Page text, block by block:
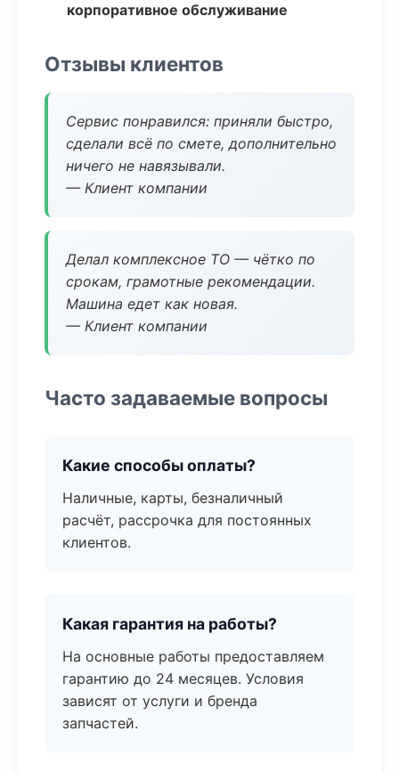
корпоративное обслуживание
Отзывы клиентов
Сервис понравился: приняли быстро,
сделали всё по смете, дополнительно
ничего не навязывали.
— Клиент компании
Делал комплексное ТО — чётко по
срокам, грамотные рекомендации.
Машина едет как новая.
— Клиент компании
Часто задаваемые вопросы
Какие способы оплаты?
Наличные, карты, безналичный
расчёт, рассрочка для постоянных
клиентов.
Какая гарантия на работы?
На основные работы предоставляем
гарантию до 24 месяцев. Условия
зависят от услуги и бренда
запчастей.